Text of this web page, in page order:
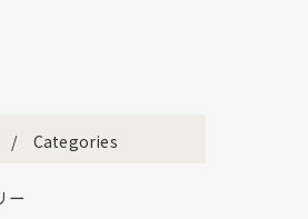
Categories
ー